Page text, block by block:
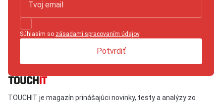
Súhlasím so zásadami spracovaním údajov.
Potvrdiť
TOUCHIT je magazín prinášajúci novinky, testy a analýzy zo